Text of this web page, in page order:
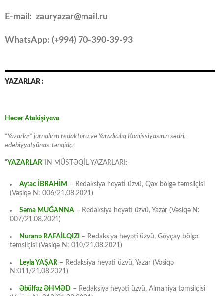
E-mail: zauryazar@mail.ru
WhatsApp: (+994) 70-390-39-93
YAZARLAR :
Həcər Atakişiyeva
“Yazarlar” jurnalının redaktoru və Yaradıcılıq Komissiyasının sədri,
ədəbiyyatşünas-tənqidçı
“YAZARLAR“IN MÜSTƏQİL YAZARLARI:
Aytac İBRAHİM – Redaksiya heyəti üzvü, Qax bölgə təmsilçisi
(Vəsiqə N: 006/21.08.2021)
Səma MUĞANNA – Redaksiya heyəti üzvü, Yazar (Vəsiqə N:
007/21.08.2021)
Nuranə RAFAİLQIZI
– Redaksiya heyəti üzvü, Göyçay bölgə
təmsilçisi (Vəsiqə N: 010/21.08.2021)
Leyla YAŞAR – Redaksiya heyəti üzvü, Yazar (Vəsiqə
N:011/21.08.2021)
Əbülfəz ƏHMƏD – Redaksiya heyəti üzvü, Almaniya təmsilçisi